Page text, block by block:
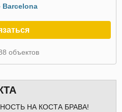
Barcelona
объектов
НА КОСТА БРАВА!